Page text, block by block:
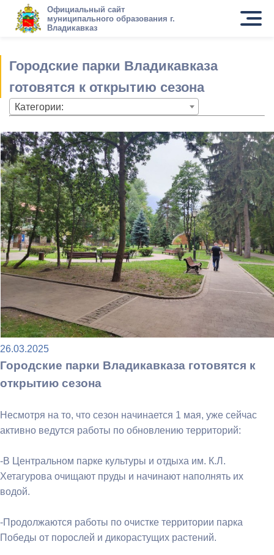
Официальный сайт
муниципального образования г.
Владикавказ
Городские парки Владикавказа
готовятся к открытию сезона
Категории:
26.03.2025
Городские парки Владикавказа готовятся к
открытию сезона
Несмотря на то, что сезон начинается 1 мая, уже сейчас
активно ведутся работы по обновлению территорий:
-В Центральном парке культуры и отдыха им. К.Л.
Хетагурова очищают пруды и начинают наполнять их
водой.
-Продолжаются работы по очистке территории парка
Победы от порослей и дикорастущих растений.